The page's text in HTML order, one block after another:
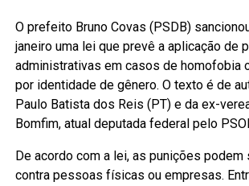
O prefeito Bruno Covas (PSDB)
janeiro uma lei que prevê a aplicação de
administrativas em casos de homofobia
por identidade de gênero. O texto é de
Paulo Batista dos Reis (PT) e da ex-
Bomfim, atual deputada federal pelo
De acordo com a lei, as punições podem
contra pessoas físicas ou empresas.